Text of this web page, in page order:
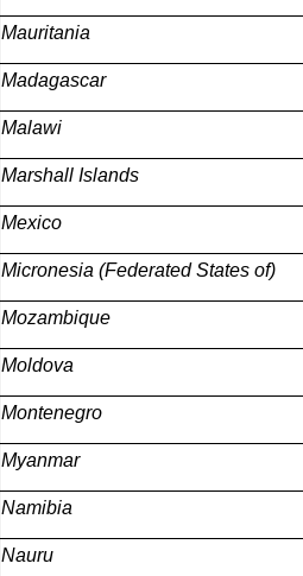
Mauritania
Madagascar
Malawi
Marshall Islands
Mexico
Micronesia (Federated States of)
Mozambique
Moldova
Montenegro
Myanmar
Namibia
Nauru